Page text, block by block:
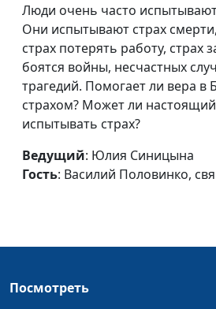
Как правильно отомстить?
Что значит
смиренномудрие?
Милость или
справедливость?
жизни
Люди очень часто
Они испытывают страх
страх потерять работу, страх
боятся войны, несчастных
трагедий. Помогает ли вера в
страхом? Может ли
испытывать страх?
Ведущий: Юлия Синицына
Гость: Василий Половинко,
Посмотреть